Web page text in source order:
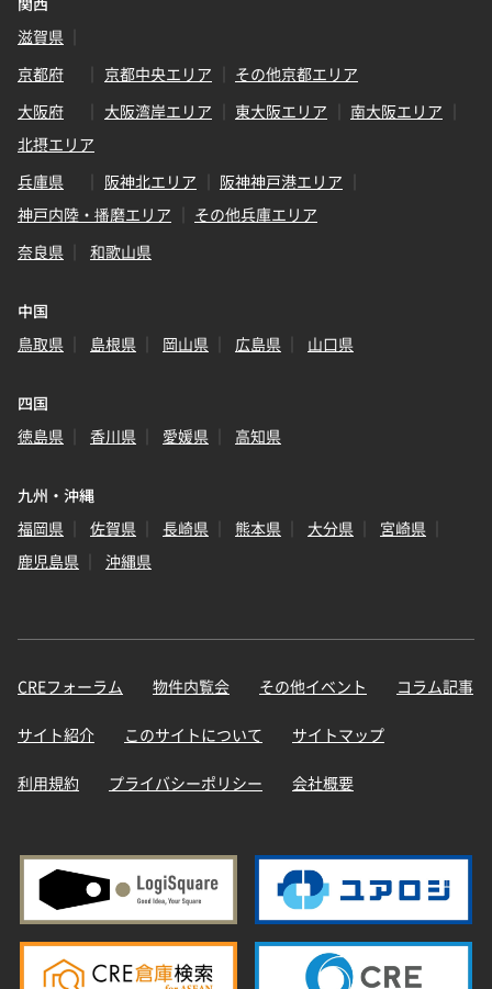
滋賀県
京都府
京都中央エリア
その他京都エリア
大阪府
大阪湾岸エリア 東大阪エリア
南大阪エリア
北摂エリア
兵庫県
阪神北エリア
阪神神戸港エリア
神戸内陸・播磨エリア
その他兵庫エリア
奈良県
和歌山県
中国
鳥取県
島根県 岡山県 広島県 山口県
四国
徳島県
香川県 愛媛県 高知県
九州・沖縄
福岡県
佐賀県 長崎県 熊本県 大分県
宮崎県
鹿児島県
沖縄県
CREフォーラム 物件内覧会 その他イベント コラム記事
サイト紹介 このサイトについて サイトマップ
利用規約 プライバシーポリシー 会社概要